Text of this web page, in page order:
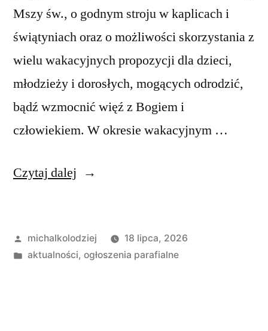
Mszy św., o godnym stroju w kaplicach i
świątyniach oraz o możliwości skorzystania z
wielu wakacyjnych propozycji dla dzieci,
młodzieży i dorosłych, mogących odrodzić,
bądź wzmocnić więź z Bogiem i
człowiekiem. W okresie wakacyjnym …
Czytaj dalej „Ogłoszenia
Niedziela
w
Opublikowane
przez
michalkolodziej
18 lipca, 2026
Opublikowano
aktualności, ogłoszenia parafialne